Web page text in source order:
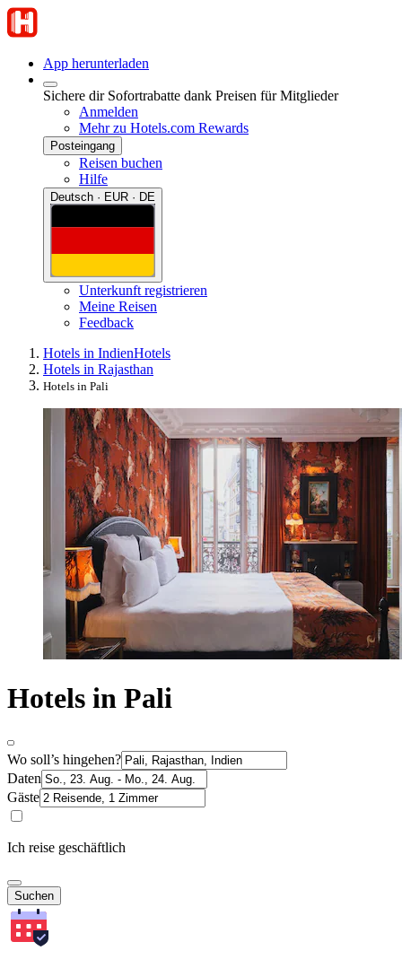
App herunterladen
Sichere dir Sofortrabatte dank Preisen für Mitglieder
Anmelden
Mehr zu Hotels.com Rewards
Posteingang
Reisen buchen
Hilfe
Deutsch · EUR · DE
Unterkunft registrieren
Meine Reisen
Feedback
Hotels in IndienHotels
Hotels in Rajasthan
Hotels in Pali
Hotels in Pali
Wo soll’s hingehen?
Daten
Gäste
Ich reise geschäftlich
Suchen